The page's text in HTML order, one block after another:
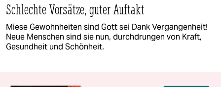
Schlechte Vorsätze, guter Auftakt
Miese Gewohnheiten sind Gott sei Dank Vergangenheit!
Neue Menschen sind sie nun, durchdrungen von Kraft,
Gesundheit und Schönheit.